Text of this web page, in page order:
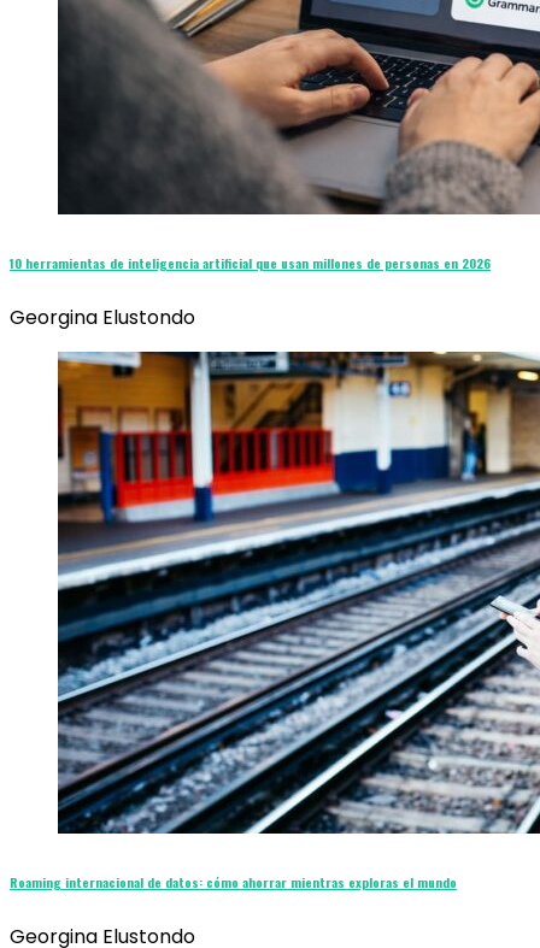
10 herramientas de inteligencia artificial que usan millones de personas en 2026
Georgina Elustondo
Roaming internacional de datos: cómo ahorrar mientras exploras el mundo
Georgina Elustondo